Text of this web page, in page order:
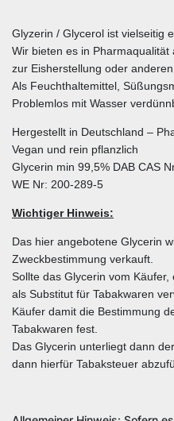
Glyzerin / Glycerol ist vielseitig
Wir bieten es in
zur Eisherstellung oder
Als Feuchthaltemittel,
Problemlos mit Wasser
Hergestellt in Deutschland –
Vegan und rein pflanzlich
Glycerin min 99,5% DAB CAS
WE Nr: 200-289-5
Wichtiger Hinweis:
Das hier angebotene Glycerin
Zweckbestimmung verkauft.
Sollte das Glycerin vom
als Substitut für Tabakwaren
Käufer damit die Bestimmung
Tabakwaren fest.
Das Glycerin unterliegt dann
dann hierfür Tabaksteuer